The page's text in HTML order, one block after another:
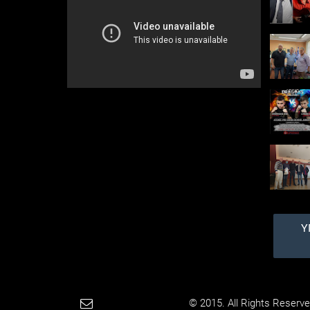
Ανάπτυξης και
Επενδύσεων κατά τη
στην εποχή των
πίσω! Ένα απ...
© 2015. All Rights